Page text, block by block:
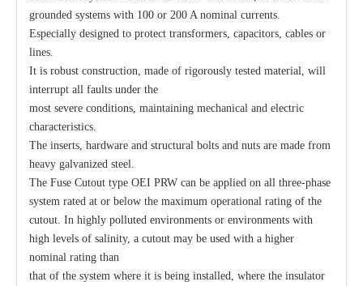
grounded systems with 100 or 200 A nominal currents.
Especially designed to protect transformers, capacitors, cables or
lines.
It is robust construction, made of rigorously tested material, will
interrupt all faults under the
most severe conditions, maintaining mechanical and electric
characteristics.
The inserts, hardware and structural bolts and nuts are made from
heavy galvanized steel.
The Fuse Cutout type OEI PRW can be applied on all three-phase
system rated at or below the maximum operational rating of the
cutout. In highly polluted environments or environments with
high levels of salinity, a cutout may be used with a higher
nominal rating than
that of the system where it is being installed, where the insulator